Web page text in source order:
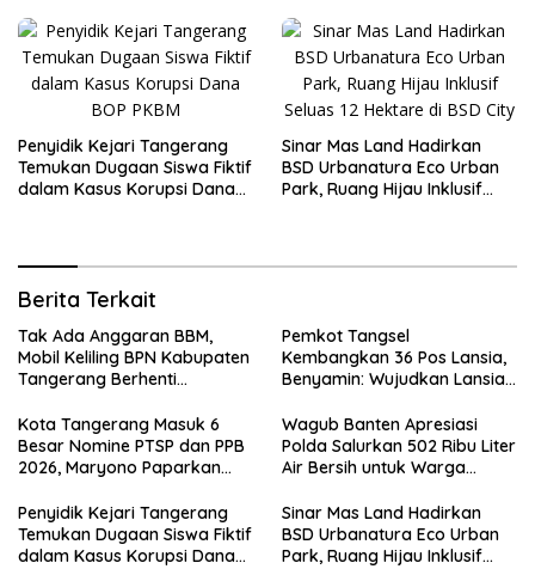
Penyidik Kejari Tangerang
Temukan Dugaan Siswa Fiktif
dalam Kasus Korupsi Dana
Sinar Mas Land Hadirkan
BSD Urbanatura Eco Urban
Park, Ruang Hijau Inklusif
Berita Terkait
Tak Ada Anggaran BBM,
Mobil Keliling BPN Kabupaten
Tangerang Berhenti
Pemkot Tangsel
Kembangkan 36 Pos Lansia,
Benyamin: Wujudkan Lansia
Kota Tangerang Masuk 6
Besar Nomine PTSP dan PPB
2026, Maryono Paparkan
Wagub Banten Apresiasi
Polda Salurkan 502 Ribu Liter
Air Bersih untuk Warga
Penyidik Kejari Tangerang
Temukan Dugaan Siswa Fiktif
dalam Kasus Korupsi Dana
Sinar Mas Land Hadirkan
BSD Urbanatura Eco Urban
Park, Ruang Hijau Inklusif